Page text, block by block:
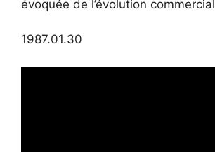
évoquée de l’évolution
1987.01.30